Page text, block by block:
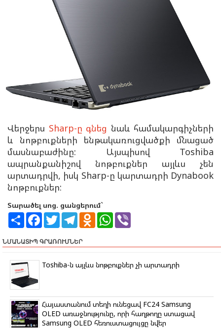
Վերջերս Sharp-ը գնեց նաև համակարգիչների
և նոթբուքների ենթակառուցվածքի մնացած
մասնաբաժինը: Այսպիսով Toshiba
ապրանքանիշով նոթբուքներ այլևս չեն
արտադրվի, իսկ Sharp-ը կարտադրի Dynabook
նոթբուքներ:
Տարածել սոց. ցանցերում`
S
r
e
F
e
b
o
T
w
t
t
r
T
e
g
a
m
O
k
a
i
k
W
s
p
r
ՆՄԱՆԱՏԻՊ ԳՐԱՌՈՒՄՆԵՐ
Toshiba-ն այլևս նոթբուքներ չի արտադրի
Հայաստանում տեղի ունեցավ FC24 Samsung
OLED առաջնությունը, որի հաղթողը ստացավ
Samsung OLED հեռուստացույցը նվեր